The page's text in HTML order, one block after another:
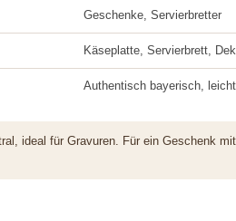
Geschenke, Servierbretter
Käseplatte, Servierbrett,
Authentisch bayerisch,
ideal für Gravuren. Für ein Geschenk